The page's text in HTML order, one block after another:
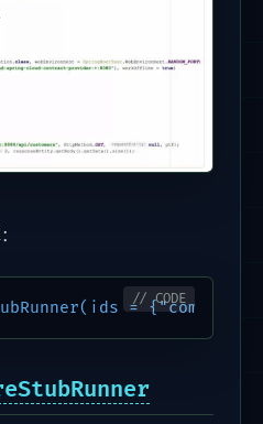
=